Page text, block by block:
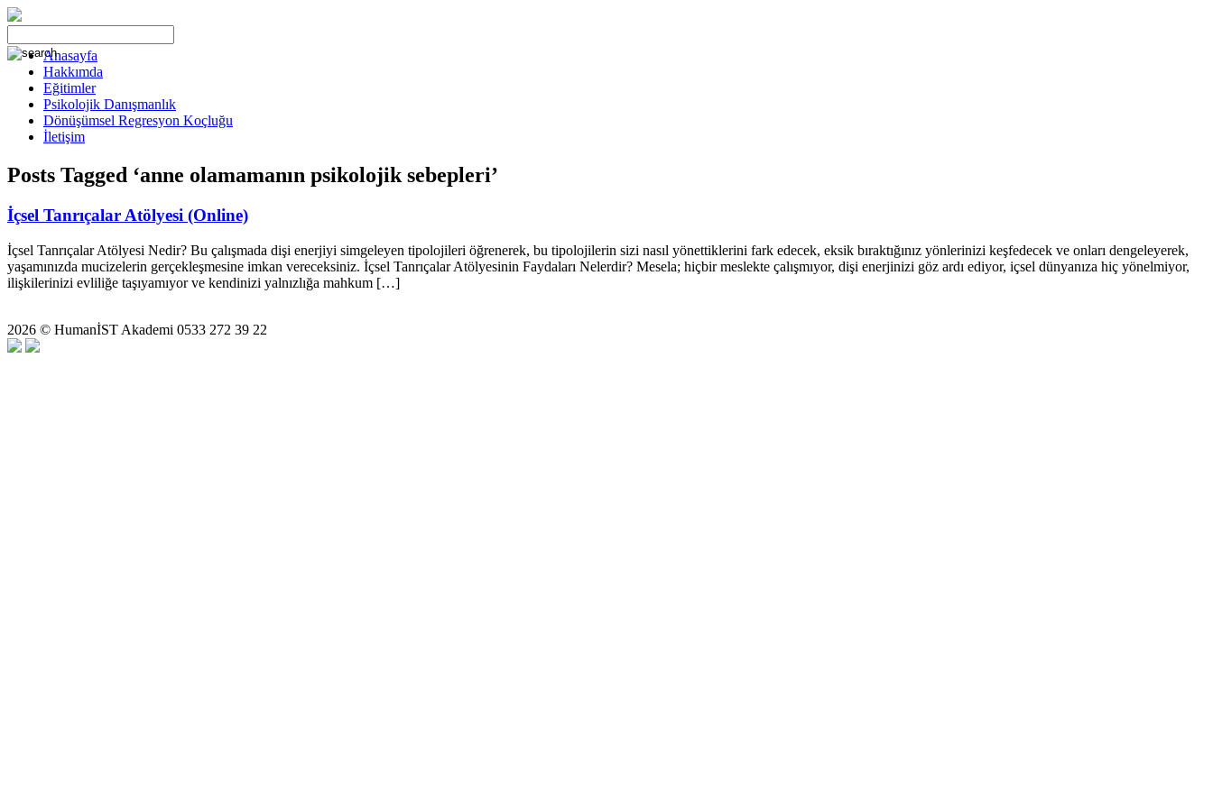
Anasayfa
Hakkımda
Eğitimler
Psikolojik Danışmanlık
Dönüşümsel Regresyon Koçluğu
İletişim
Posts Tagged ‘anne olamamanın psikolojik sebepleri’
İçsel Tanrıçalar Atölyesi (Online)
İçsel Tanrıçalar Atölyesi Nedir? Bu çalışmada dişi enerjiyi simgeleyen tipolojileri öğrenerek, bu tipolojilerin sizi nasıl yönettiklerini fark edecek, eksik bıraktığınız yönlerinizi keşfedecek ve onları dengeleyerek,
yaşamınızda mucizelerin gerçekleşmesine imkan vereceksiniz. İçsel Tanrıçalar Atölyesinin Faydaları Nelerdir? Mesela; hiçbir meslekte çalışmıyor, dişi enerjinizi göz ardı ediyor, içsel dünyanıza hiç yönelmiyor,
ilişkilerinizi evliliğe taşıyamıyor ve kendinizi yalnızlığa mahkum […]
2026 © HumanİST Akademi 0533 272 39 22